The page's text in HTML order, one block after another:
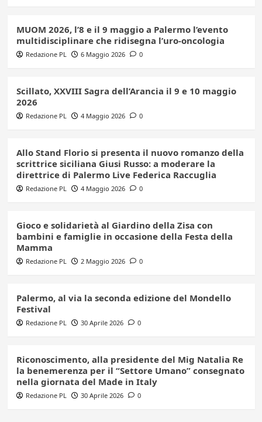
MUOM 2026, l’8 e il 9 maggio a Palermo l’evento
multidisciplinare che ridisegna l’uro-oncologia
Redazione PL 6 Maggio 2026 0
Scillato, XXVIII Sagra dell’Arancia il 9 e 10 maggio
2026
Redazione PL 4 Maggio 2026 0
Allo Stand Florio si presenta il nuovo romanzo della
scrittrice siciliana Giusi Russo: a moderare la
direttrice di Palermo Live Federica Raccuglia
Redazione PL 4 Maggio 2026 0
Gioco e solidarietà al Giardino della Zisa con
bambini e famiglie in occasione della Festa della
Mamma
Redazione PL 2 Maggio 2026 0
Palermo, al via la seconda edizione del Mondello
Festival
Redazione PL 30 Aprile 2026 0
Riconoscimento, alla presidente del Mig Natalia Re
la benemerenza per il “Settore Umano” consegnato
nella giornata del Made in Italy
Redazione PL 30 Aprile 2026 0